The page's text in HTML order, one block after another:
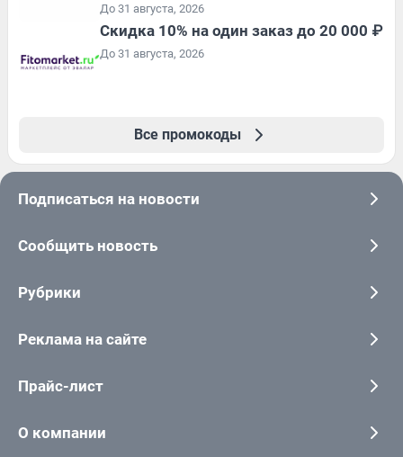
До 31 августа, 2026
Скидка 10% на один заказ до 20 000 ₽
До 31 августа, 2026
Все промокоды
Подписаться на новости
Сообщить новость
Рубрики
Реклама на сайте
Прайс-лист
О компании